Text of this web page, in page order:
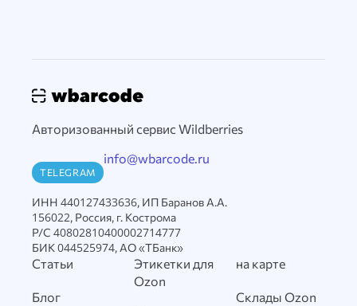
Авторизованный сервис Wildberries
TELEGRAM
info@wbarcode.ru
ИНН 440127433636, ИП Баранов А.А.
156022, Россия, г. Кострома
Р/С 40802810400002714777
БИК 044525974, АО «ТБанк»
Статьи
Блог
Этикетки для
Ozon
на карте
Склады Ozon